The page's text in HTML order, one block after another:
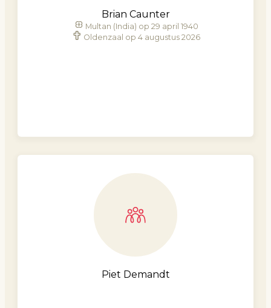
Brian Caunter
Multan (India) op 29 april 1940
Oldenzaal op 4 augustus 2026
Piet Demandt